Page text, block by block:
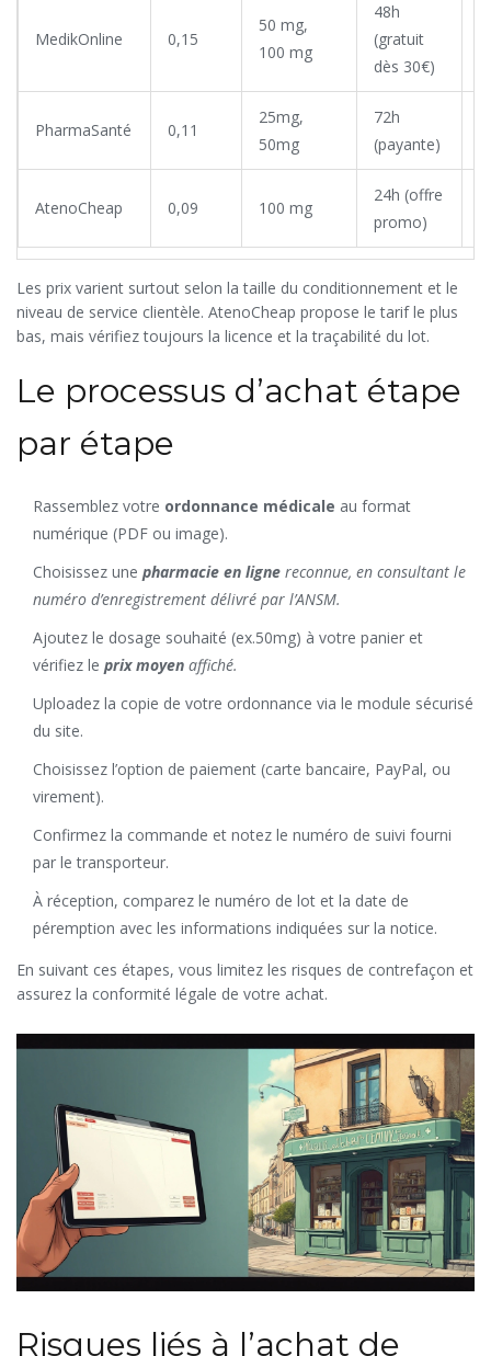
MedikOnline 0,15
50 mg,
100 mg
48h
(gratuit
dès 30€)
PharmaSanté 0,11
25mg,
50mg
72h
(payante)
AtenoCheap 0,09 100 mg
24h (offre
promo)
Les prix varient surtout selon la taille du conditionnement et le
niveau de service clientèle. AtenoCheap propose le tarif le plus
bas, mais vérifiez toujours la licence et la traçabilité du lot.
Le processus d’achat étape
par étape
Rassemblez votre ordonnance médicale au format
numérique (PDF ou image).
Choisissez une pharmacie en ligne reconnue, en consultant le
numéro d’enregistrement délivré par l’ANSM.
Ajoutez le dosage souhaité (ex.50mg) à votre panier et
vérifiez le prix moyen affiché.
Uploadez la copie de votre ordonnance via le module sécurisé
du site.
Choisissez l’option de paiement (carte bancaire, PayPal, ou
virement).
Confirmez la commande et notez le numéro de suivi fourni
par le transporteur.
À réception, comparez le numéro de lot et la date de
péremption avec les informations indiquées sur la notice.
En suivant ces étapes, vous limitez les risques de contrefaçon et
assurez la conformité légale de votre achat.
Risques liés à l’achat de